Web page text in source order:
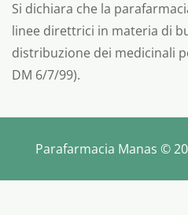
Si dichiara che la
linee direttrici in materia di
distribuzione dei medicinali
DM 6/7/99).
Parafarmacia Manas ©